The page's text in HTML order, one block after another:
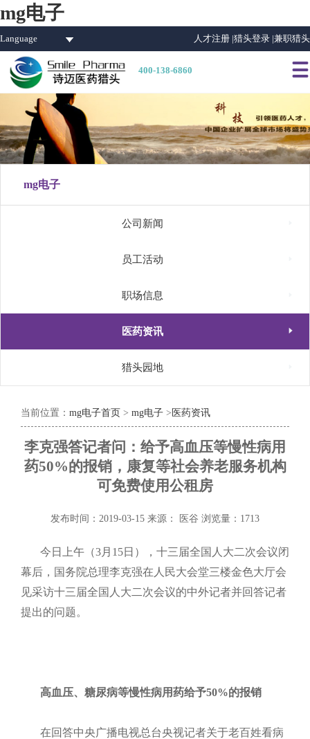
mg电子
Language 人才注册 |猎头登录 |兼职猎头
400-138-6860 
mg电子
公司新闻
员工活动
职场信息
医药资讯 
猎头园地
当前位置： mg电子首页 > mg电子 > 医药资讯
李克强答记者问：给予高血压等慢性病用
药50%的报销，康复等社会养老服务机构
可免费使用公租房
发布时间：2019-03-15 来源： 医谷 浏览量：1713
今日上午（3月15日），十三届全国人大二次会议闭
幕后，国务院总理李克强在人民大会堂三楼金色大厅会
见采访十三届全国人大二次会议的中外记者并回答记者
提出的问题。
高血压、糖尿病等慢性病用药给予50%的报销
在回答中央广播电视总台央视记者关于老百姓看病